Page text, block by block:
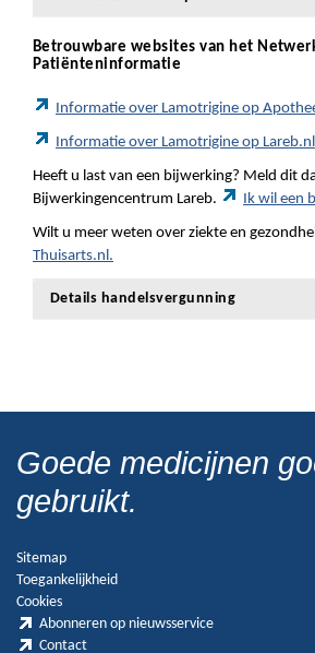
Betrouwbare websites van het
Patiënteninformatie
Informatie over Lamotrigine op
Informatie over Lamotrigine op Lareb.nl
Heeft u last van een bijwerking? Meld dit
Bijwerkingencentrum Lareb.
Ik wil een
Wilt u meer weten over ziekte en
Thuisarts.nl.
Details handelsvergunning
Goede medicijnen
gebruikt.
Sitemap
Toegankelijkheid
Cookies
Abonneren op nieuwsservice
Contact